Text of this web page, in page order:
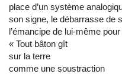
place d’un système
son signe, le débarrasse de
l’émancipe de lui-même
« Tout bâton gît
sur la terre
comme une soustraction